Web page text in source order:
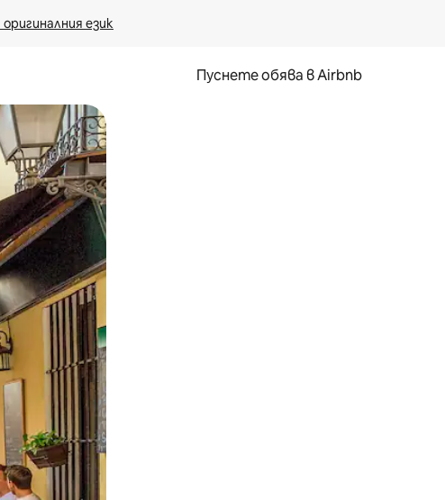
език
Пуснете обява в Airbnb
с докосване или плъзгане.